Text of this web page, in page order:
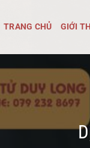
TRANG CHỦ GIỚI